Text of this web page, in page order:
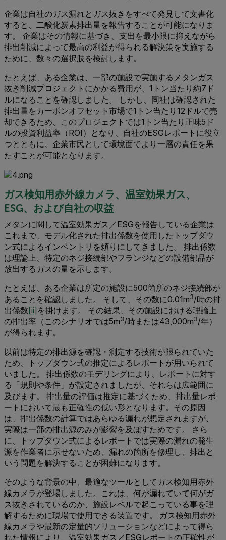
企業は自社のガス漏れとガス抜きをすべて発見して文書化
すると、二酸化炭素排出量を報告することが可能になりま
す。 企業はその情報に基づき、支出を最小限に抑えながら
排出削減によって最高の利益が得られる解決策を実施する
ために、数々の選択肢を検討します。
たとえば、ある企業は、一部の施設で実施するメタンガス
抜き削減プロジェクトにかかる費用が、1トン当たり約7ド
ルになることを確認しました。 しかし、同社は確認された
排出量をカーボンオフセット市場で1トン当たり12ドルで売
却できるため、このプロジェクトでは1トン当たり正味5ド
ルの投資利益率（ROI）となり、自社のESGレポートに役立
つとともに、企業市民として環境面でより一層の責任を果
たすことが可能となります。
ガス検知用赤外線カメラ、温室効果ガス、
ESG、および自社の収益
メタンに関して温室効果ガス／ESGを報告している企業は
これまで、モデル化された排出係数を使用したトップダウ
ン式によるインベントリを頼りにしてきました。 排出係数
は理論上、特定のネジ接続部やフランジなどの設備部品が
放出するガスの量を示します。
たとえば、ある企業は所定の施設に500箇所のネジ接続部が
あることを確認しました。 そして、その数に0.01m3/時の排
出係数 [ii] を掛けます。 その結果、その施設における理論上
の排出率（このシナリオでは5m3/時または43,000m3/年）
が得られます。
以前は特定の排出源を確認・測定する技術が限られていた
ため、トップダウン式の推定によるレポートが用いられて
いました。 排出係数のモデリングにより、レポートに対す
る「規則や条件」が設定されましたが、それらは広範囲に
及びます。 排出量の評価は推定に基づくため、排出量レポ
ートにおいて最も正確性の低い形となります。その原因
は、排出係数の計算ではあらゆる漏れが想定されますが、
実際は一部の排出源のみが影響を及ぼすためです。 さら
に、トップダウン式によるレポートでは実際の漏れの発生
源を作業者に示せないため、漏れの箇所を修理し、排出と
いう問題を解決することが困難になります。
そのような背景の中、最適なツールとしてガス検知用赤外
線カメラが登場しました。これは、何が漏れていて何がガ
ス抜きされているのか、施設レベルで起こっている事を理
解するために現場で使用できる装置です。 ガス検知用赤外
線カメラや最新の定量的ソリューションなどによって得ら
れた情報により、温室効果ガス／ESGレポートの正確性が